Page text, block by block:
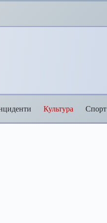
Культура Спорт